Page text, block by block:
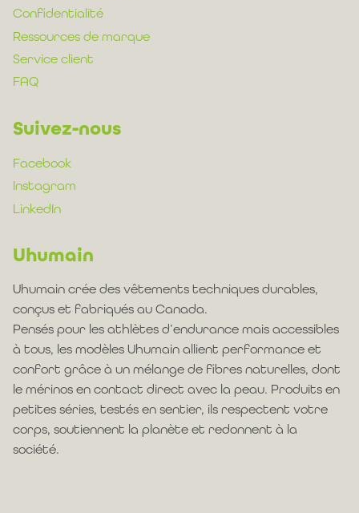
Confidentialité
Ressources de marque
Service client
FAQ
Suivez-nous
Facebook
Instagram
LinkedIn
Uhumain
Uhumain crée des vêtements techniques durables,
conçus et fabriqués au Canada.
Pensés pour les athlètes d’endurance mais accessibles
à tous, les modèles Uhumain allient performance et
confort grâce à un mélange de fibres naturelles, dont
le mérinos en contact direct avec la peau. Produits en
petites séries, testés en sentier, ils respectent votre
corps, soutiennent la planète et redonnent à la
société.